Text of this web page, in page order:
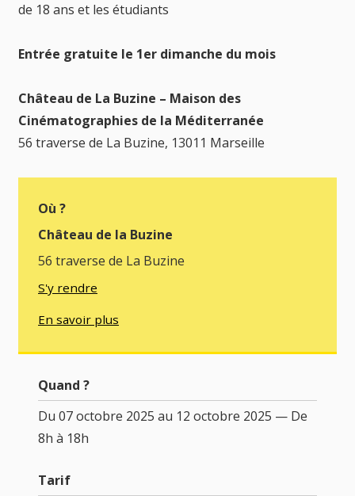
de 18 ans et les étudiants
Entrée gratuite le 1er dimanche du mois
Château de La Buzine – Maison des
Cinématographies de la Méditerranée
56 traverse de La Buzine, 13011 Marseille
Où ?
Château de la Buzine
56 traverse de La Buzine
S'y rendre
En savoir plus
Quand ?
Du 07 octobre 2025 au 12 octobre 2025 — De
8h à 18h
Tarif